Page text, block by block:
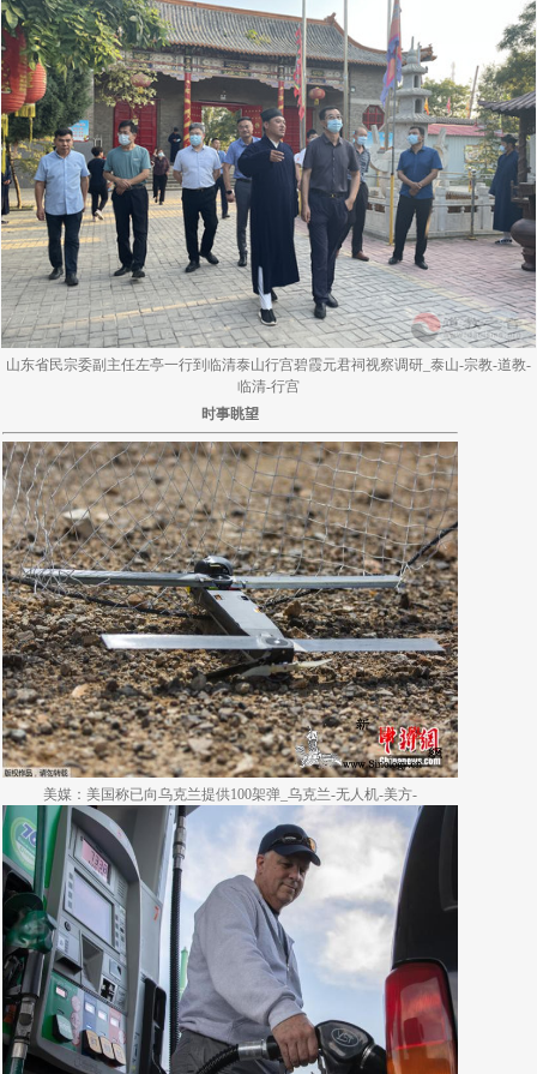
山东省民宗委副主任左亭一行到临清泰山行宫碧霞元君祠视察调研_泰山-宗教-道教-
临清-行宫
时事眺望
美媒：美国称已向乌克兰提供100架弹_乌克兰-无人机-美方-